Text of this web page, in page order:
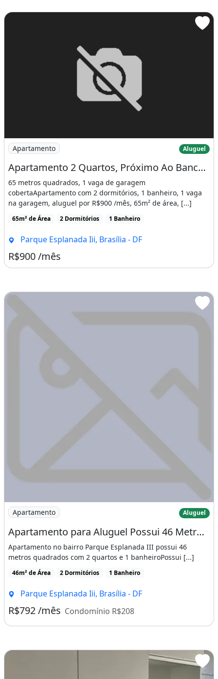
Imagem: Apartamento 2 Quartos, Próximo Ao Banco
Apartamento Aluguel
Apartamento 2 Quartos, Próximo Ao Banco do Brasil, Valparaíso 1
65 metros quadrados, 1 vaga de garagem
cobertaApartamento com 2 dormitórios, 1 banheiro, 1 vaga
na garagem, aluguel por R$900 /mês, 65m² de área, [...]
65m² de Área 2 Dormitórios 1 Banheiro
Parque Esplanada Iii, Brasília - DF
R$900 /mês
Imagem: Apartamento para Aluguel Possui 46 Metros
Apartamento Aluguel
Apartamento para Aluguel Possui 46 Metros Quadrados com 2 Quartos
Apartamento no bairro Parque Esplanada III possui 46
metros quadrados com 2 quartos e 1 banheiroPossui [...]
46m² de Área 2 Dormitórios 1 Banheiro
Parque Esplanada Iii, Brasília - DF
R$792 /mês Condomínio R$208